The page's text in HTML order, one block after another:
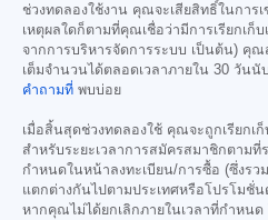
ช่วงทดลองใช้งาน คุณจะเสียสิทธิ์ในการ
เหตุผลใดก็ตามที่คุณเชื่อว่ามีการเรียกเก็
จากการบริหารจัดการระบบ เป็นต้น) คุ
เต็มจำนวนได้ตลอดเวลาภายใน 30 วันนั
คำถามที่ พบบ่อย
เมื่อสิ้นสุดช่วงทดลองใช้ คุณจะถูกเรียกเ
สำหรับระยะเวลาการสมัครสมาชิกตาม
กำหนดในหน้าลงทะเบียน/การซื้อ (ซึ่งรว
แตกต่างกันไปตามประเทศหรือโปรโมชั่
หากคุณไม่ได้ยกเลิกภายในเวลาที่กำหน